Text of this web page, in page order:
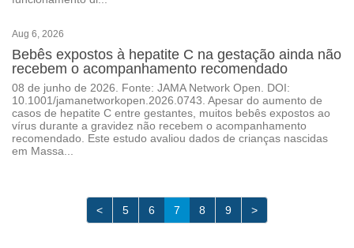
Aug 6, 2026
Bebês expostos à hepatite C na gestação ainda não
recebem o acompanhamento recomendado
08 de junho de 2026. Fonte: JAMA Network Open. DOI:
10.1001/jamanetworkopen.2026.0743. Apesar do aumento de
casos de hepatite C entre gestantes, muitos bebês expostos ao
vírus durante a gravidez não recebem o acompanhamento
recomendado. Este estudo avaliou dados de crianças nascidas
em Massa...
< 5 6 7 8 9 >